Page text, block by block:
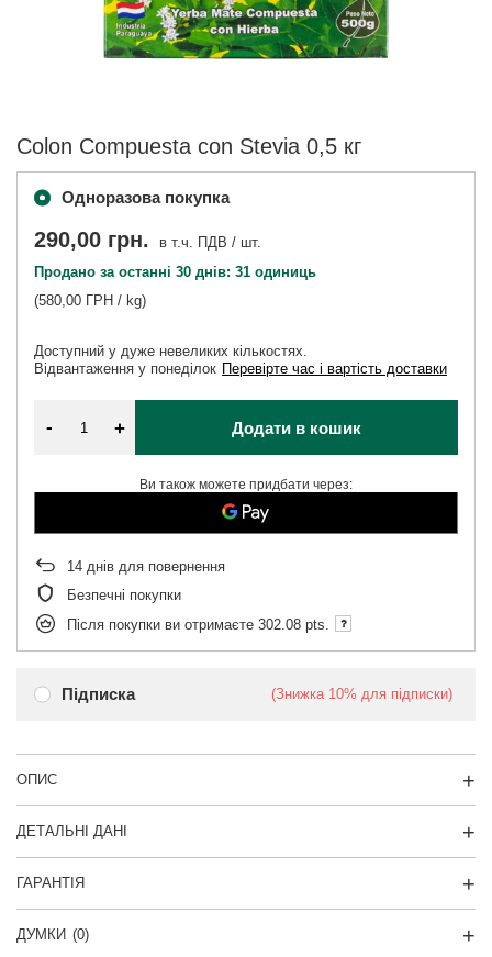
Colon Compuesta con Stevia 0,5 кг
Одноразова покупка
Підписка (Знижка 10% для підписки)
Доступний у дуже невеликих кількостях
Відвантаження у понеділок Перевірте час і вартість доставки
290,00 грн. в т.ч. ПДВ / шт.
Продано за останні 30 днів: 31 одиниць
(580,00 ГРН / kg)
- + Додати в кошик
Ви також можете придбати через:
14 днів для повернення
Безпечні покупки
Після покупки ви отримаєте 302.08 pts.
ОПИС
ДЕТАЛЬНІ ДАНІ
ГАРАНТІЯ
ДУМКИ (0)